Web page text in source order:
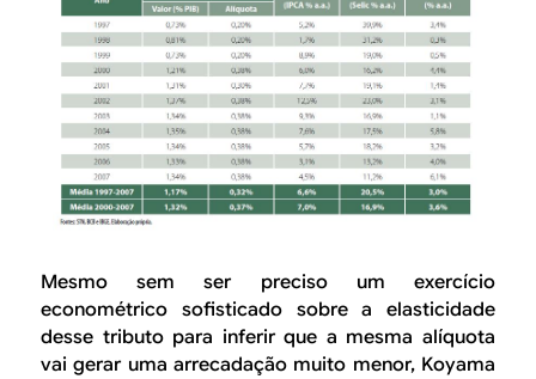
Mesmo sem ser preciso um exercício
econométrico sofisticado sobre a elasticidade
desse tributo para inferir que a mesma alíquota
vai gerar uma arrecadação muito menor, Koyama